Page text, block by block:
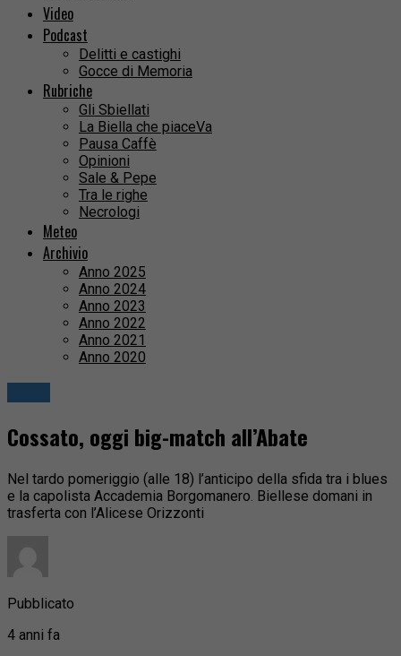
Video
Podcast
Delitti e castighi
Gocce di Memoria
Rubriche
Gli Sbiellati
La Biella che piaceVa
Pausa Caffè
Opinioni
Sale & Pepe
Tra le righe
Necrologi
Meteo
Archivio
Anno 2025
Anno 2024
Anno 2023
Anno 2022
Anno 2021
Anno 2020
Cossato, oggi big-match all’Abate
Nel tardo pomeriggio (alle 18) l’anticipo della sfida tra i blues
e la capolista Accademia Borgomanero. Biellese domani in
trasferta con l’Alicese Orizzonti
Pubblicato
4 anni fa